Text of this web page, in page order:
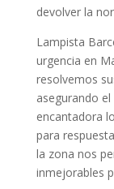
devolver la
Lampista
urgencia en
resolvemos
asegurando
encantadora
para
la zona nos
inmejorables